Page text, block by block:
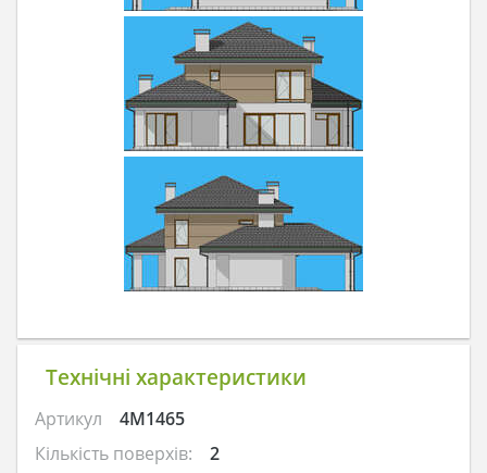
Технічні характеристики
Артикул
4M1465
Кількість поверхів:
2